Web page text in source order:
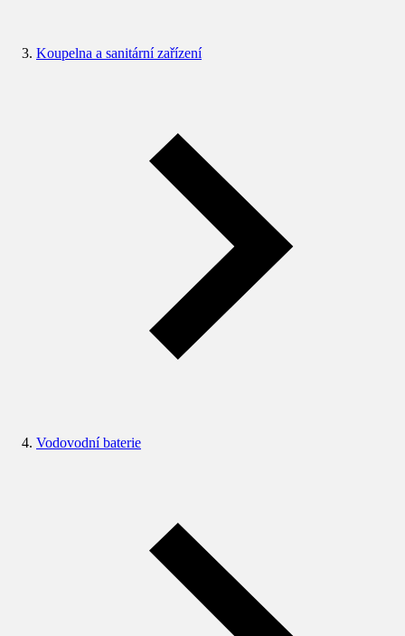
Koupelna a sanitární zařízení
Vodovodní baterie